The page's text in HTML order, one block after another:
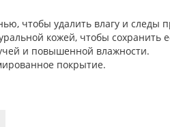
чтобы удалить влагу и следы
кожей, чтобы сохранить
и повышенной влажности.
покрытие.